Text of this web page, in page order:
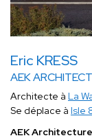
Eric KRESS
AEK
Architecte à La
Se déplace à Isle
AEK